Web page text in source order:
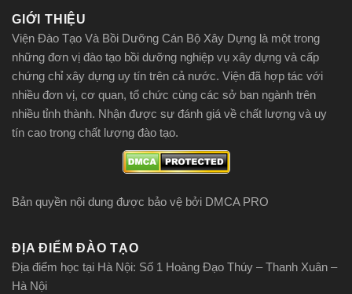
GIỚI THIỆU
Viện Đào Tạo Và Bồi Dưỡng Cán Bộ Xây Dựng là một trong
những đơn vị đào tạo bồi dưỡng nghiệp vụ xây dựng và cấp
chứng chỉ xây dựng uy tín trên cả nước. Viện đã hợp tác với
nhiều đơn vị, cơ quan, tổ chức cùng các sở ban ngành trên
nhiều tỉnh thành. Nhận được sự đánh giá về chất lượng và uy
tín cao trong chất lượng đào tạo.
Bản quyền nội dung được bảo vệ bởi DMCA PRO
ĐỊA ĐIỂM ĐÀO TẠO
Địa điểm học tại Hà Nội: Số 1 Hoàng Đạo Thúy – Thanh Xuân –
Hà Nội